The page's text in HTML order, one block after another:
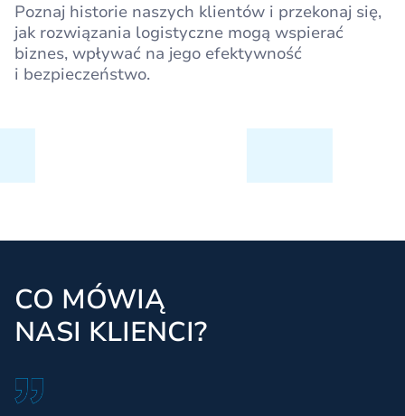
Poznaj historie naszych klientów i przekonaj się,
jak rozwiązania logistyczne mogą wspierać
biznes, wpływać na jego efektywność
i bezpieczeństwo.
CO MÓWIĄ
NASI KLIENCI?